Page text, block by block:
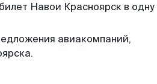
Навои Красноярск в одну
авиакомпаний,